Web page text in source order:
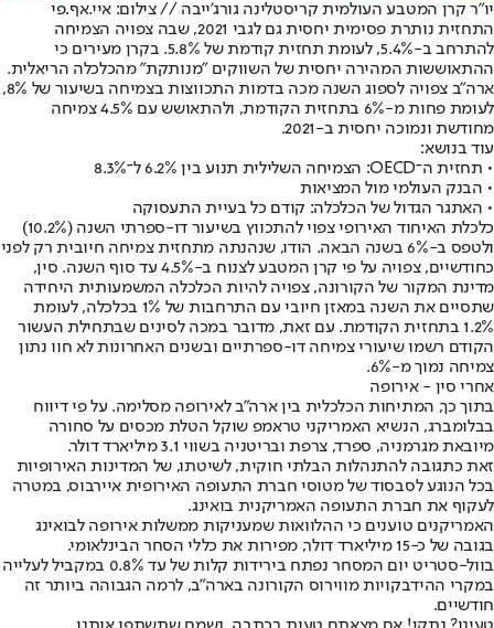
יו"ר קרן המטבע העולמית קריסטלינה גורג'ייבה // צילום: איי.אף.פי
התחזית נותרת פסימית יחסית גם לגבי 2021, שבה צפויה הצמיחה
להתרחב ב-5.4%, לעומת תחזית קודמת של 5.8%. בקרן מעירים כי
ההתאוששות המהירה יחסית של השווקים "מנותקת" מהכלכלה הריאלית.
ארה"ב צפויה לספוג השנה מכה בדמות התכווצות בצמיחה בשיעור של 8%,
לעומת פחות מ-6% בתחזית הקודמת, ולהתאושש עם 4.5% צמיחה
מחודשת ונמוכה יחסית ב-2021.
עוד בנושא:
• תחזית ה־OECD: הצמיחה השלילית תנוע בין 6.2% ל־8.3%
• הבנק העולמי מול המציאות
• האתגר הגדול של הכלכלה: קודם כל בעיית התעסוקה
כלכלת האיחוד האירופי צפוי להתכווץ בשיעור דו-ספרתי השנה (10.2%)
ולטפס ב-6% בשנה הבאה. הודו, שנהנתה מתחזית צמיחה חיובית רק לפני
כחודשיים, צפויה על פי קרן המטבע לצנוח ב-4.5% עד סוף השנה. סין,
מדינת המקור של הקורונה, צפויה להיות הכלכלה המשמעותית היחידה
שתסיים את השנה במאזן חיובי עם התרחבות של 1% בכלכלה, לעומת
1.2% בתחזית הקודמת. עם זאת, מדובר במכה לסינים שבתחילת העשור
הקודם רשמו שיעורי צמיחה דו-ספרתיים ובשנים האחרונות לא חוו נתון
צמיחה נמוך מ-6%.
אחרי סין - אירופה
בתוך כך, המתיחות הכלכלית בין ארה"ב לאירופה מסלימה. על פי דיווח
בבלומברג, הנשיא האמריקני טראמפ שוקל הטלת מכסים על סחורה
מיובאת מגרמניה, ספרד, צרפת ובריטניה בשווי 3.1 מיליארד דולר.
זאת כתגובה להתנהלות הבלתי חוקית, לשיטתו, של המדינות האירופיות
בכל הנוגע לסבסוד של מטוסי חברת התעופה האירופית איירבוס, במטרה
לעקוף את חברת התעופה האמריקנית בואינג.
האמריקנים טוענים כי ההלוואות שמעניקות ממשלות אירופה לבואינג
בגובה של כ-15 מיליארד דולר, מפירות את כללי הסחר הבינלאומי.
בוול-סטריט יום המסחר נפתח בירידות קלות של עד 0.8% במקביל לעלייה
במקרי ההידבקויות מווירוס הקורונה בארה"ב, לרמה הגבוהה ביותר זה
חודשיים.